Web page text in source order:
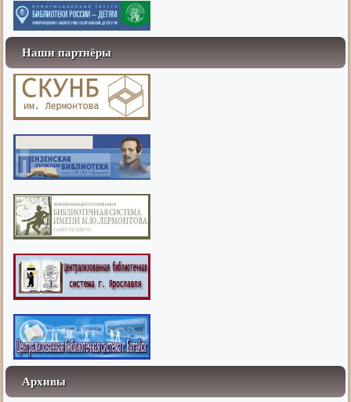
Наши партнёры
Архивы